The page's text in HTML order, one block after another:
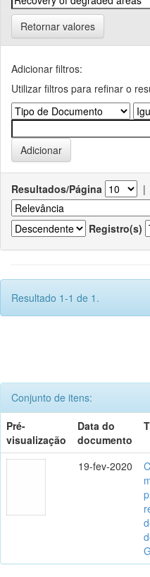
Retornar valores
Adicionar filtros:
Utilizar filtros para refinar o
Resultados/Página |
Registro(s)
Resultado 1-1 de 1.
Conjunto de itens:
Pré-
visualização
Data do
documento
19-fev-2020